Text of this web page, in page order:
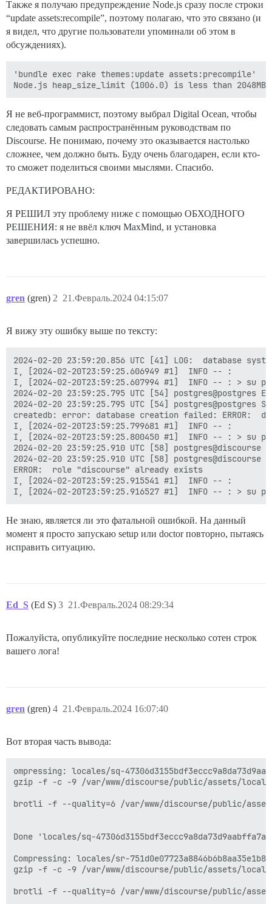
Также я получаю предупреждение Node.js сразу после строки
“update assets:recompile”, поэтому полагаю, что это связано (и
я видел, что другие пользователи упоминали об этом в
обсуждениях).
'bundle exec rake themes:update assets:precompile'
Я не веб-программист, поэтому выбрал Digital Ocean, чтобы
следовать самым распространённым руководствам по
Discourse. Не понимаю, почему это оказывается настолько
сложнее, чем должно быть. Буду очень благодарен, если кто-
то сможет поделиться своими мыслями. Спасибо.
РЕДАКТИРОВАНО:
Я РЕШИЛ эту проблему ниже с помощью ОБХОДНОГО
РЕШЕНИЯ: я не ввёл ключ MaxMind, и установка
завершилась успешно.
gren (gren) 21.Февраль.2024 04:15:07
2
Я вижу эту ошибку выше по тексту:
2024-02-20 23:59:20.856 UTC [41] LOG:  database
I, [2024-02-20T23:59:25.606949 #1]  INFO -- :
I, [2024-02-20T23:59:25.607994 #1]  INFO -- : > su
2024-02-20 23:59:25.795 UTC [54] postgres@postgres
2024-02-20 23:59:25.795 UTC [54] postgres@postgres
createdb: error: database creation failed: ERROR:
I, [2024-02-20T23:59:25.799681 #1]  INFO -- :
I, [2024-02-20T23:59:25.800450 #1]  INFO -- : >
2024-02-20 23:59:25.910 UTC [58]
2024-02-20 23:59:25.910 UTC [58] postgres@discourse
ERROR:  role "discourse" already exists
I, [2024-02-20T23:59:25.915541 #1]  INFO -- :
Не знаю, является ли это фатальной ошибкой. На данный
момент я просто запускаю setup или doctor повторно, пытаясь
исправить ситуацию.
Ed_S (Ed S) 21.Февраль.2024 08:29:34
3
Пожалуйста, опубликуйте последние несколько сотен строк
вашего лога!
gren (gren) 21.Февраль.2024 16:07:40
4
Вот вторая часть вывода:
ompressing: locales/sq-47306d3155bdf3eccc9a8da73d9aabffa7ae20a2a3e6fbecc79ec93a8db89706.js
gzip -f -c -9 /var/www/discourse/public/assets/locales/sq-47306d3155bdf3eccc9a8da73d9aabffa7ae20a2a3e6fbecc79ec93a8db89706.js > /var/www/discourse/public/assets/locales/sq-47306d3155bdf3eccc9a8da73d9aabffa7ae20a2a3e6fbecc79ec93a8db89706.js.gz

brotli -f --quality=6 /var/www/discourse/public/assets/locales/sq-47306d3155bdf3eccc9a8da73d9aabffa7ae20a2a3e6fbecc79ec93a8db89706.js --output=/var/www/discourse/public/assets/locales/sq-47306d3155bdf3eccc9a8da73d9aabffa7ae20a2a3e6fbecc79ec93a8db89706.js.br


Done 'locales/sq-47306d3155bdf3eccc9a8da73d9aabffa7ae20a2a3e6fbecc79ec93a8db89706.js' : 0.11 secs

Compressing: locales/sr-751d0e07723a8846b6b8aa35e1b81bae770cd03ce3a1c7cdc5a75cb37bf6bdba.js
gzip -f -c -9 /var/www/discourse/public/assets/locales/sr-751d0e07723a8846b6b8aa35e1b81bae770cd03ce3a1c7cdc5a75cb37bf6bdba.js > /var/www/discourse/public/assets/locales/sr-751d0e07723a8846b6b8aa35e1b81bae770cd03ce3a1c7cdc5a75cb37bf6bdba.js.gz

brotli -f --quality=6 /var/www/discourse/public/assets/locales/sr-751d0e07723a8846b6b8aa35e1b81bae770cd03ce3a1c7cdc5a75cb37bf6bdba.js --output=/var/www/discourse/public/assets/locales/sr-751d0e07723a8846b6b8aa35e1b81bae770cd03ce3a1c7cdc5a75cb37bf6bdba.js.br


Done 'locales/sr-751d0e07723a8846b6b8aa35e1b81bae770cd03ce3a1c7cdc5a75cb37bf6bdba.js' : 0.1 secs

Compressing: locales/sv-5acb82650d26baf2fdca8ce4387cdd3450306a521ce22f700dab5ed4317dc899.js
gzip -f -c -9 /var/www/discourse/public/assets/locales/sv-5acb82650d26baf2fdca8ce4387cdd3450306a521ce22f700dab5ed4317dc899.js > /var/www/discourse/public/assets/locales/sv-5acb82650d26baf2fdca8ce4387cdd3450306a521ce22f700dab5ed4317dc899.js.gz

brotli -f --quality=6 /var/www/discourse/public/assets/locales/sv-5acb82650d26baf2fdca8ce4387cdd3450306a521ce22f700dab5ed4317dc899.js --output=/var/www/discourse/public/assets/locales/sv-5acb82650d26baf2fdca8ce4387cdd3450306a521ce22f700dab5ed4317dc899.js.br


Done 'locales/sv-5acb82650d26baf2fdca8ce4387cdd3450306a521ce22f700dab5ed4317dc899.js' : 0.11 secs

Compressing: locales/sw-7e47eea8d5fd068663b99e2243f172c999917f89b0473bb722766debfd66da7a.js
gzip -f -c -9 /var/www/discourse/public/assets/locales/sw-7e47eea8d5fd068663b99e2243f172c999917f89b0473bb722766debfd66da7a.js > /var/www/discourse/public/assets/locales/sw-7e47eea8d5fd068663b99e2243f172c999917f89b0473bb722766debfd66da7a.js.gz

brotli -f --quality=6 /var/www/discourse/public/assets/locales/sw-7e47eea8d5fd068663b99e2243f172c999917f89b0473bb722766debfd66da7a.js --output=/var/www/discourse/public/assets/locales/sw-7e47eea8d5fd068663b99e2243f172c999917f89b0473bb722766debfd66da7a.js.br


Done 'locales/sw-7e47eea8d5fd068663b99e2243f172c999917f89b0473bb722766debfd66da7a.js' : 0.11 secs

Compressing: locales/te-6bc80229f836a2d1da754b05e83a7b2d6ae8ccbe5b36123482f67fe96ce44cee.js
gzip -f -c -9 /var/www/discourse/public/assets/locales/te-6bc80229f836a2d1da754b05e83a7b2d6ae8ccbe5b36123482f67fe96ce44cee.js > /var/www/discourse/public/assets/locales/te-6bc80229f836a2d1da754b05e83a7b2d6ae8ccbe5b36123482f67fe96ce44cee.js.gz

brotli -f --quality=6 /var/www/discourse/public/assets/locales/te-6bc80229f836a2d1da754b05e83a7b2d6ae8ccbe5b36123482f67fe96ce44cee.js --output=/var/www/discourse/public/assets/locales/te-6bc80229f836a2d1da754b05e83a7b2d6ae8ccbe5b36123482f67fe96ce44cee.js.br


Done 'locales/te-6bc80229f836a2d1da754b05e83a7b2d6ae8ccbe5b36123482f67fe96ce44cee.js' : 0.16 secs

Compressing: locales/th-a7cfa1a469c0a902294a7a652de8da0f54e4a4e4cff6332a727b6deae4c430d6.js
gzip -f -c -9 /var/www/discourse/public/assets/locales/th-a7cfa1a469c0a902294a7a652de8da0f54e4a4e4cff6332a727b6deae4c430d6.js > /var/www/discourse/public/assets/locales/th-a7cfa1a469c0a902294a7a652de8da0f54e4a4e4cff6332a727b6deae4c430d6.js.gz

brotli -f --quality=6 /var/www/discourse/public/assets/locales/th-a7cfa1a469c0a902294a7a652de8da0f54e4a4e4cff6332a727b6deae4c430d6.js --output=/var/www/discourse/public/assets/locales/th-a7cfa1a469c0a902294a7a652de8da0f54e4a4e4cff6332a727b6deae4c430d6.js.br


Done 'locales/th-a7cfa1a469c0a902294a7a652de8da0f54e4a4e4cff6332a727b6deae4c430d6.js' : 0.13 secs

Compressing: locales/tr_TR-5650d5ab4c2f60101ee699b92aa0da3b62213b346b8cb3fd7596a0beae6a3cac.js
gzip -f -c -9 /var/www/discourse/public/assets/locales/tr_TR-5650d5ab4c2f60101ee699b92aa0da3b62213b346b8cb3fd7596a0beae6a3cac.js > /var/www/discourse/public/assets/locales/tr_TR-5650d5ab4c2f60101ee699b92aa0da3b62213b346b8cb3fd7596a0beae6a3cac.js.gz

brotli -f --quality=6 /var/www/discourse/public/assets/locales/tr_TR-5650d5ab4c2f60101ee699b92aa0da3b62213b346b8cb3fd7596a0beae6a3cac.js --output=/var/www/discourse/public/assets/locales/tr_TR-5650d5ab4c2f60101ee699b92aa0da3b62213b346b8cb3fd7596a0beae6a3cac.js.br


Done 'locales/tr_TR-5650d5ab4c2f60101ee699b92aa0da3b62213b346b8cb3fd7596a0beae6a3cac.js' : 0.09 secs

Compressing: locales/uk-fdaf4a2ee379fe296e992eed9aaf39bdb8f992cd07a3288cdcb6c852622314b0.js
gzip -f -c -9 /var/www/discourse/public/assets/locales/uk-fdaf4a2ee379fe296e992eed9aaf39bdb8f992cd07a3288cdcb6c852622314b0.js > /var/www/discourse/public/assets/locales/uk-fdaf4a2ee379fe296e992eed9aaf39bdb8f992cd07a3288cdcb6c852622314b0.js.gz

brotli -f --quality=6 /var/www/discourse/public/assets/locales/uk-fdaf4a2ee379fe296e992eed9aaf39bdb8f992cd07a3288cdcb6c852622314b0.js --output=/var/www/discourse/public/assets/locales/uk-fdaf4a2ee379fe296e992eed9aaf39bdb8f992cd07a3288cdcb6c852622314b0.js.br


Done 'locales/uk-fdaf4a2ee379fe296e992eed9aaf39bdb8f992cd07a3288cdcb6c852622314b0.js' : 0.13 secs

Compressing: locales/ur-b4693cb4da16ae3b514b0a9ba77c867b02896bca11059f8698314bddf7febe1b.js
gzip -f -c -9 /var/www/discourse/public/assets/locales/ur-